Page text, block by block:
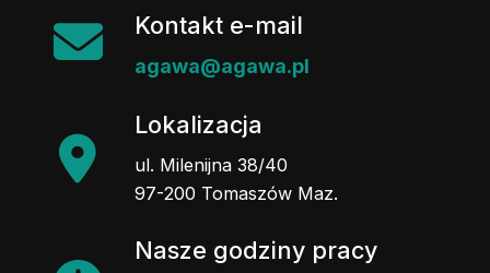
Kontakt e-mail
agawa@agawa.pl
Lokalizacja
ul. Milenijna 38/40
97-200 Tomaszów Maz.
Nasze godziny pracy